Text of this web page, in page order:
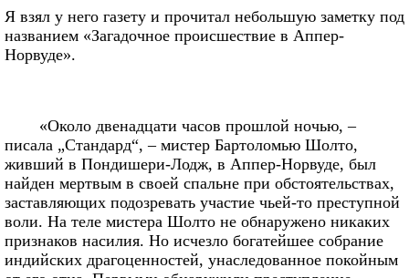
Я взял у него газету и прочитал небольшую заметку под
названием «Загадочное происшествие в Аппер-
Норвуде».
«Около двенадцати часов прошлой ночью, –
писала „Стандард“, – мистер Бартоломью Шолто,
живший в Пондишери-Лодж, в Аппер-Норвуде, был
найден мертвым в своей спальне при обстоятельствах,
заставляющих подозревать участие чьей-то преступной
воли. На теле мистера Шолто не обнаружено никаких
признаков насилия. Но исчезло богатейшее собрание
индийских драгоценностей, унаследованное покойным